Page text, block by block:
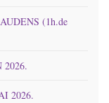
(1h.de
2026.
2026.